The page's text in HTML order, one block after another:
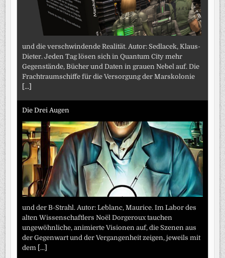
und die verschwindende Realität. Autor: Sedlacek, Klaus-
Dieter. Jeden Tag lösen sich in Quantum City mehr
Gegenstände, Bücher und Daten in grauen Nebel auf. Die
Frachtraumschiffe für die Versorgung der Marskolonie
[...]
Die Drei Augen
und der B-Strahl. Autor: Leblanc, Maurice. Im Labor des
alten Wissenschaftlers Noël Dorgeroux tauchen
ungewöhnliche, animierte Visionen auf, die Szenen aus
der Gegenwart und der Vergangenheit zeigen, jeweils mit
dem [...]